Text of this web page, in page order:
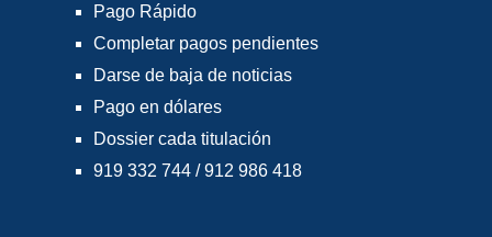
Pago Rápido
Completar pagos pendientes
Darse de baja de noticias
Pago en dólares
Dossier cada titulación
919 332 744 / 912 986 418